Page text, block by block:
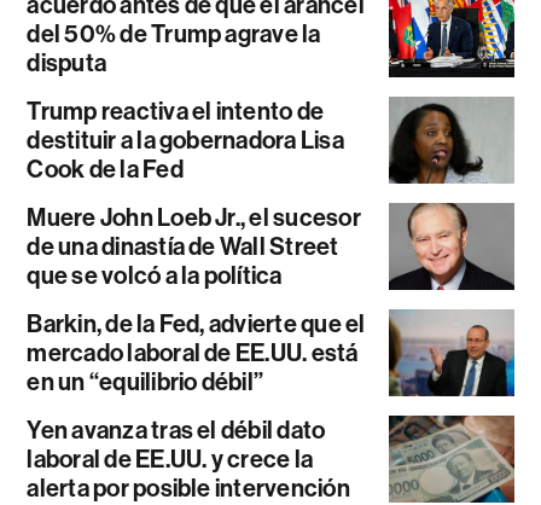
del 50% de Trump agrave la
disputa
Trump reactiva el intento de
destituir a la gobernadora Lisa
Cook de la Fed
Muere John Loeb Jr., el sucesor
de una dinastía de Wall Street
que se volcó a la política
Barkin, de la Fed, advierte que el
mercado laboral de EE.UU. está
en un “equilibrio débil”
Yen avanza tras el débil dato
laboral de EE.UU. y crece la
alerta por posible intervención